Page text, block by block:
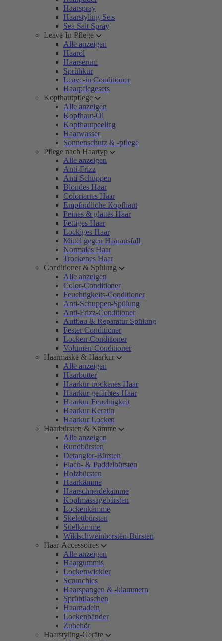
Haarspray
Haarstyling-Sets
Sea Salt Spray
Leave-In Pflege
Alle anzeigen
Haaröl
Haarserum
Sprühkur
Leave-in Conditioner
Haarpflegesets
Kopfhautpflege
Alle anzeigen
Kopfhaut-Öl
Kopfhautpeeling
Haarwasser
Sonnenschutz & -pflege
Pflege nach Haartyp
Alle anzeigen
Anti-Frizz
Anti-Schuppen
Blondes Haar
Coloriertes Haar
Empfindliche Kopfhaut
Feines & glattes Haar
Fettiges Haar
Lockiges Haar
Mittel gegen Haarausfall
Normales Haar
Trockenes Haar
Conditioner & Spülung
Alle anzeigen
Color-Conditioner
Feuchtigkeits-Conditioner
Anti-Schuppen-Spülung
Anti-Frizz-Conditioner
Aufbau & Reparatur Spülung
Fester Conditioner
Locken-Conditioner
Volumen-Conditioner
Haarmaske & Haarkur
Alle anzeigen
Haarbutter
Haarkur trockenes Haar
Haarkur gefärbtes Haar
Haarkur Feuchtigkeit
Haarkur Keratin
Haarkur Locken
Haarbürsten & Kämme
Alle anzeigen
Rundbürsten
Detangler-Bürsten
Flach- & Paddelbürsten
Holzbürsten
Haarkämme
Haarschneidekämme
Kopfmassagebürsten
Lockenkämme
Skelettbürsten
Stielkämme
Wildschweinborsten-Bürsten
Haar-Accessoires
Alle anzeigen
Haargummis
Lockenwickler
Scrunchies
Haarspangen & -klammern
Sprühflaschen
Haarnadeln
Lockenbänder
Zubehör
Haarstyling-Geräte